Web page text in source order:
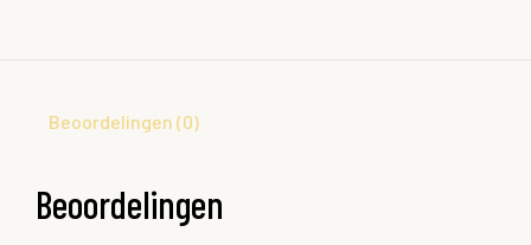
Beoordelingen (0)
Beoordelingen